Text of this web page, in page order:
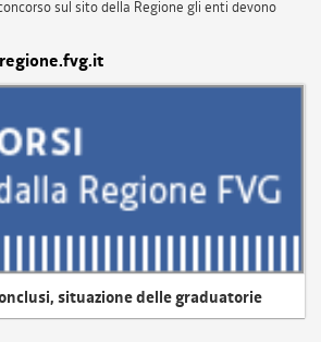
sul sito della Regione gli enti devono
situazione delle graduatorie